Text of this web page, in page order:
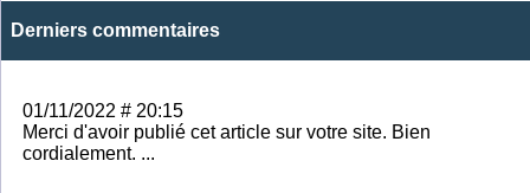
Derniers commentaires
01/11/2022 # 20:15
Merci d'avoir publié cet article sur votre site. Bien
cordialement. ...